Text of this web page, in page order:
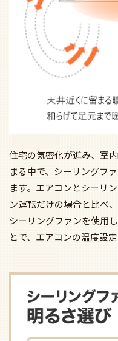
住宅の気密化が進み、室
まる中で、シーリングフ
ます。エアコンとシーリ
ン運転だけの場合と比べ
シーリングファンを使用
とで、エアコンの温度設